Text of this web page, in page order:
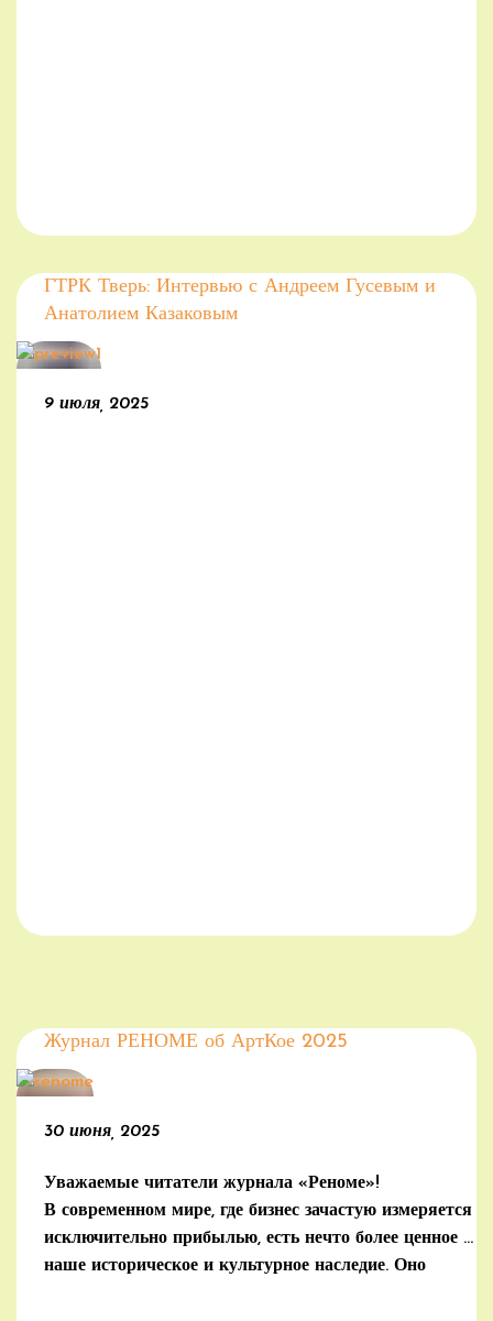
ГТРК Тверь: Интервью с Андреем Гусевым и
Анатолием Казаковым
9 июля, 2025
Журнал РЕНОМЕ об АртКое 2025
30 июня, 2025
Уважаемые читатели журнала «Реноме»!
В современном мире, где бизнес зачастую измеряется
исключительно прибылью, есть нечто более ценное –
наше историческое и культурное наследие. Оно